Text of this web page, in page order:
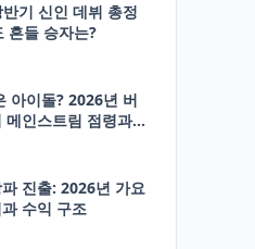
반기 신인 데뷔 총정
흔들 승자는?
아이돌? 2026년 버
메인스트림 점령과
진출: 2026년 가요
수익 구조